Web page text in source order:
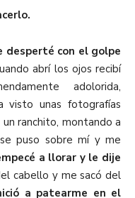
desperté con el golpe
abrí los ojos recibí
adolorida,
visto unas fotografías
ranchito, montando a
puso sobre mí y me
a llorar y le dije
cabello y me sacó del
a patearme en el